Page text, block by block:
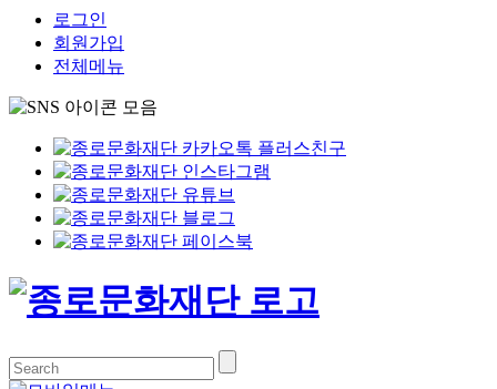
로그인
회원가입
전체메뉴